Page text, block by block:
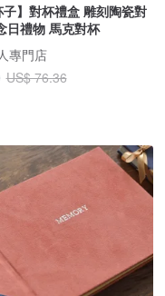
子】對杯禮盒 雕刻陶瓷對
日禮物 馬克對杯
專門店
US$ 76.36